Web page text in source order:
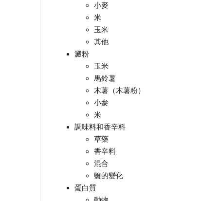
小麥
米
玉米
其他
澱粉
玉米
馬鈴薯
木薯（木薯粉）
小麥
米
調味料和香辛料
草藥
香辛料
混合
鹽的變化
蛋白質